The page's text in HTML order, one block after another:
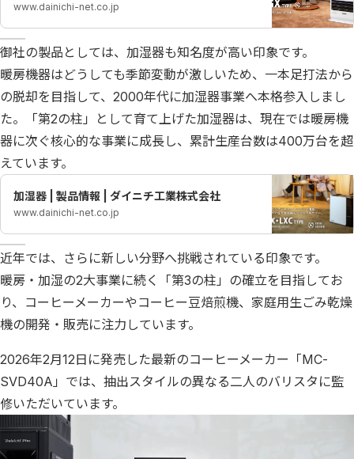
www.dainichi-net.co.jp
御社の製品としては、加湿器も知名度が高い印象です。
暖房機器はどうしても季節変動が激しいため、一本足打法から
の脱却を目指して、2000年代に加湿器事業へ本格参入しまし
た。「第2の柱」として育て上げた加湿器は、現在では暖房機
器に次ぐ核心的な事業に成長し、累計生産台数は400万台を超
えています。
加湿器 | 製品情報 | ダイニチ工業株式会社
www.dainichi-net.co.jp
近年では、さらに新しい分野へ挑戦されている印象です。
暖房・加湿の2大事業に続く「第3の柱」の確立を目指してお
り、コーヒーメーカーやコーヒー豆焙煎機、家庭用生ごみ乾燥
機の開発・販売に注力しています。
2026年2月12日に発売した最新のコーヒーメーカー「MC-
SVD40A」では、抽出スタイルの異なる二人のバリスタに監
修いただいています。